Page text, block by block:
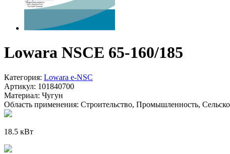
Lowara NSCE 65-160/185
Категория: Lowara e-NSC
Артикул: 101840700
Материал: Чугун
Область применения: Строительство, Промышленность,
18.5 кВт